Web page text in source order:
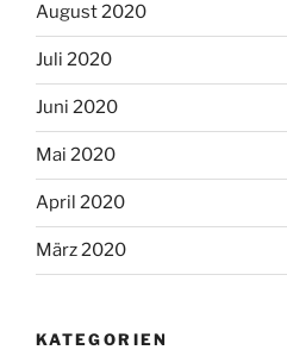
August 2020
Juli 2020
Juni 2020
Mai 2020
April 2020
März 2020
KATEGORIEN